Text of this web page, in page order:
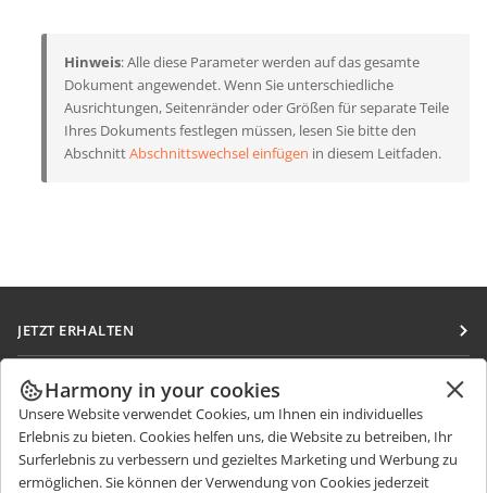
Hinweis: Alle diese Parameter werden auf das gesamte
Dokument angewendet. Wenn Sie unterschiedliche
Ausrichtungen, Seitenränder oder Größen für separate Teile
Ihres Dokuments festlegen müssen, lesen Sie bitte den
AbschnittAbschnittswechsel einfügen in diesem Leitfaden.
JETZT ERHALTEN
Docs
DocSpace
Workspace
Integrations-Apps
ZUSAMMENARBEITEN
Für Mitwirkende
Für Übersetzer
NACHRICHTEN ERHALTEN
Blog
HILFE ERHALTEN
Harmony in your cookies
Unsere Website verwendet Cookies, um Ihnen ein individuelles
Erlebnis zu bieten. Cookies helfen uns, die Website zu betreiben, Ihr
Surferlebnis zu verbessern und gezieltes Marketing und Werbung zu
ermöglichen. Sie können der Verwendung von Cookies jederzeit